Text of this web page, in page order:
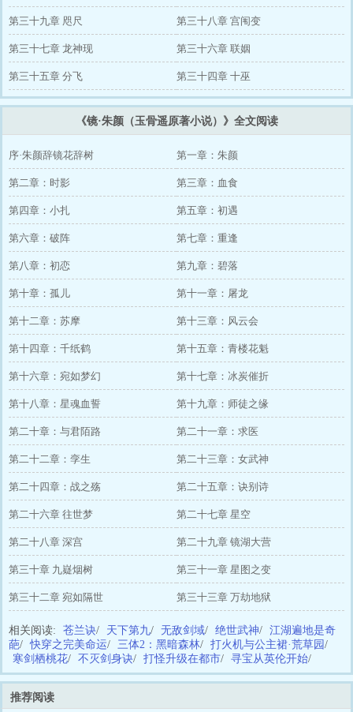
第三十九章 咫尺 第三十八章 宫闱变
第三十七章 龙神现 第三十六章 联姻
第三十五章 分飞 第三十四章 十巫
《镜·朱颜（玉骨遥原著小说）》全文阅读
序·朱颜辞镜花辞树 第一章：朱颜
第二章：时影 第三章：血食
第四章：小扎 第五章：初遇
第六章：破阵 第七章：重逢
第八章：初恋 第九章：碧落
第十章：孤儿 第十一章：屠龙
第十二章：苏摩 第十三章：风云会
第十四章：千纸鹤 第十五章：青楼花魁
第十六章：宛如梦幻 第十七章：冰炭催折
第十八章：星魂血誓 第十九章：师徒之缘
第二十章：与君陌路 第二十一章：求医
第二十二章：孪生 第二十三章：女武神
第二十四章：战之殇 第二十五章：诀别诗
第二十六章 往世梦 第二十七章 星空
第二十八章 深宫 第二十九章 镜湖大营
第三十章 九嶷烟树 第三十一章 星图之变
第三十二章 宛如隔世 第三十三章 万劫地狱
相关阅读: 苍兰诀/ 天下第九/ 无敌剑域/ 绝世武神/ 江湖遍地是奇
葩/ 快穿之完美命运/ 三体2：黑暗森林/ 打火机与公主裙·荒草园 /
寒剑栖桃花/ 不灭剑身诀/ 打怪升级在都市/ 寻宝从英伦开始/
推荐阅读